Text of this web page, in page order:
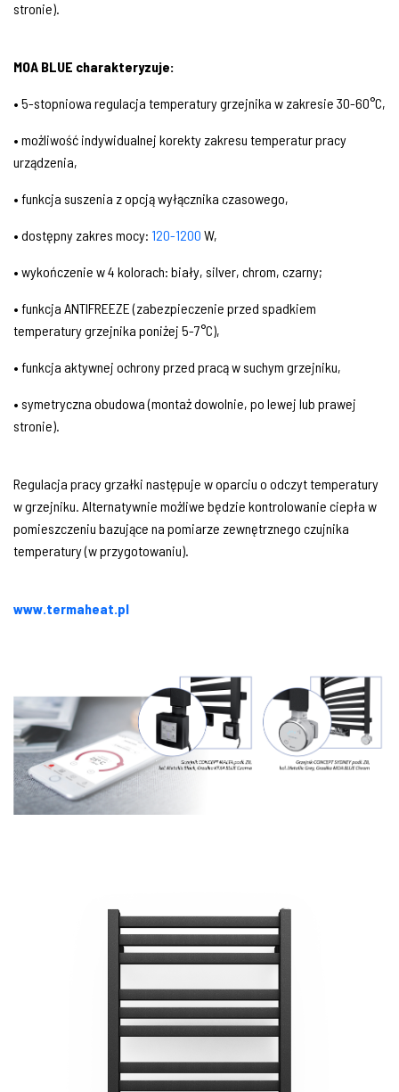
stronie).
MOA BLUE charakteryzuje:
• 5-stopniowa regulacja temperatury grzejnika w zakresie 30-60°C,
• możliwość indywidualnej korekty zakresu temperatur pracy
urządzenia,
• funkcja suszenia z opcją wyłącznika czasowego,
• dostępny zakres mocy: 120-1200 W,
• wykończenie w 4 kolorach: biały, silver, chrom, czarny;
• funkcja ANTIFREEZE (zabezpieczenie przed spadkiem
temperatury grzejnika poniżej 5-7°C),
• funkcja aktywnej ochrony przed pracą w suchym grzejniku,
• symetryczna obudowa (montaż dowolnie, po lewej lub prawej
stronie).
Regulacja pracy grzałki następuje w oparciu o odczyt temperatury
w grzejniku. Alternatywnie możliwe będzie kontrolowanie ciepła w
pomieszczeniu bazujące na pomiarze zewnętrznego czujnika
temperatury (w przygotowaniu).
www.termaheat.pl